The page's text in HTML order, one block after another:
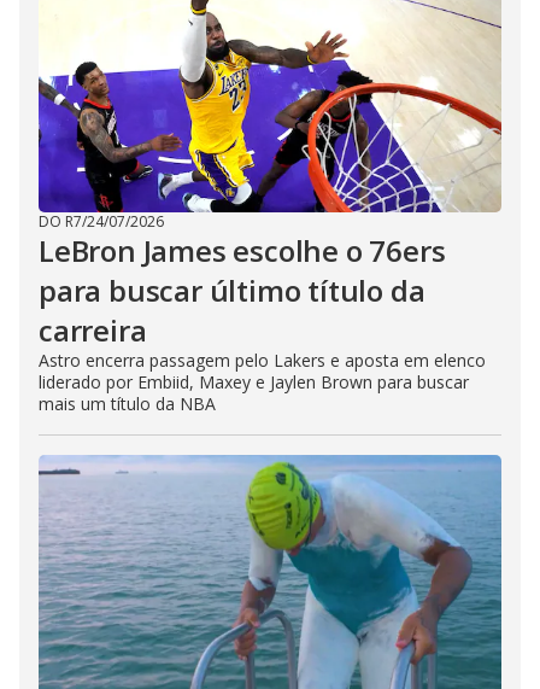
DO R7/24/07/2026
LeBron James escolhe o 76ers
para buscar último título da
carreira
Astro encerra passagem pelo Lakers e aposta em elenco
liderado por Embiid, Maxey e Jaylen Brown para buscar
mais um título da NBA